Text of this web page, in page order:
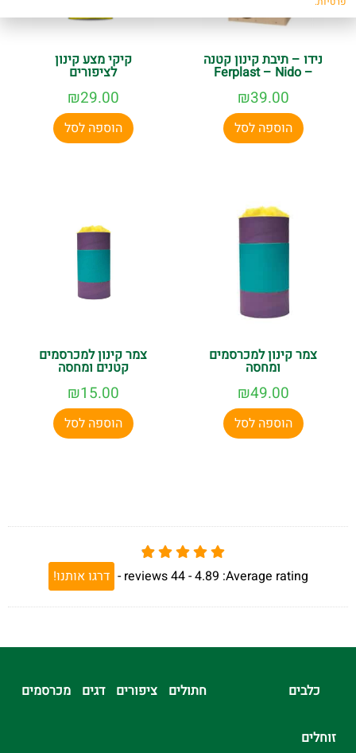
נידו – תיבת קינון קטנה
– Ferplast – Nido
₪39.00
הוספה לסל
קיקי מצע קינון
לציפורים
₪29.00
הוספה לסל
צמר קינון למכרסמים
ומחסה
₪49.00
הוספה לסל
צמר קינון למכרסמים
קטנים ומחסה
₪15.00
הוספה לסל
Average rating:
4.89 -
44
reviews
- דרגו אותנו!
כלבים חתולים ציפורים דגים מכרסמים
זוחלים